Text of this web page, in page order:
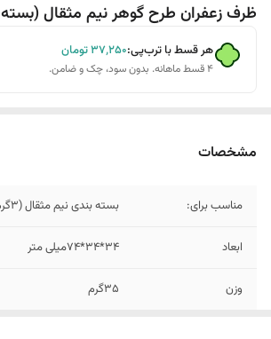
ظرف زعفران طرح گوهر نیم مثقال (بسته 5عددی)
هر قسط با ترب‌پی:۳۷٬۲۵۰تومان
۴ قسط ماهانه. بدون سود، چک و ضامن.
مشخصات
مناسب برای: بسته بندی نیم مثقال (3گرم) زعفران سرگل
ابعاد 34*34*74میلی متر
وزن 35گرم